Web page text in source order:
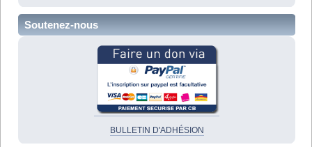
Soutenez-nous
BULLETIN D'ADHÉSION